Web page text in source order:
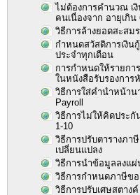
ไม่ต้องการคำนวณ เ
คนเนื่องจาก อายุเกิน
วิธีการล้างยอดสะสม
กำหนดสวัสดิการเงิน
ประจำทุกเดือน
การกำหนดให้รายกา
ในหนังสือรับรองกา
วิธีการใส่คำนำหน้าน
Payroll
วิธีการไม่ให้คิดประกั
1-10
วิธีการปรับตารางภา
เปลี่ยนแปลง
วิธีการนำข้อมูลลงแ
วิธีการกำหนดภาษีขอ
วิธีการปรับเศษสตาง